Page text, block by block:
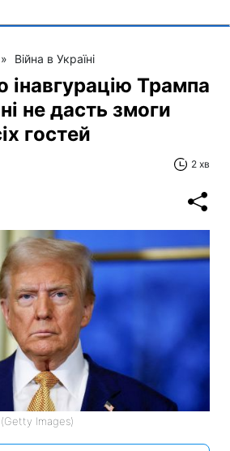
» Війна в Україні
інавгурацію Трампа
не дасть змоги
гостей
2 хв
Images)